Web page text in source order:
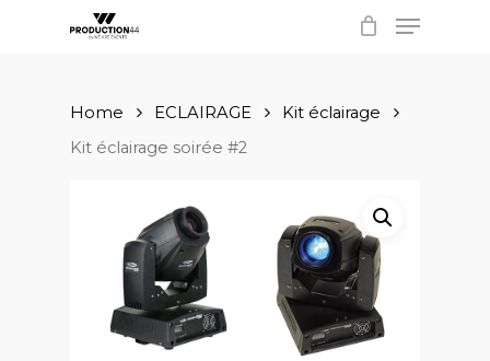
Menu
Home ECLAIRAGE
Kit éclairage
Kit éclairage soirée #2